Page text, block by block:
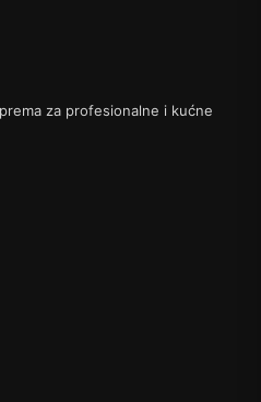
za profesionalne i kućne